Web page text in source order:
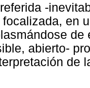
-
en
abierto-
de